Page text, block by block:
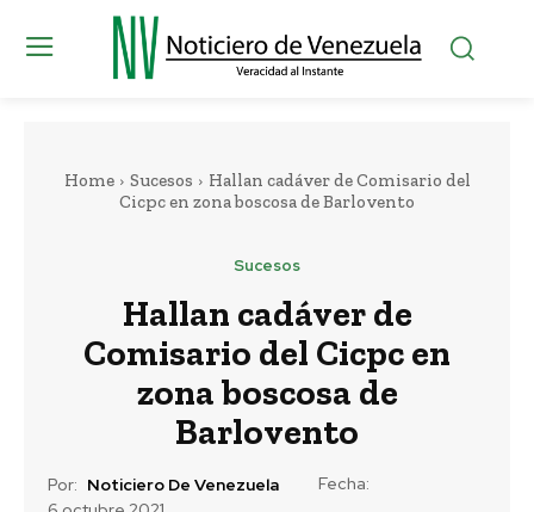
Home Sucesos
Hallan cadáver de Comisario del
Cicpc en zona boscosa de Barlovento
Sucesos
Hallan cadáver de
Comisario del Cicpc en
zona boscosa de
Barlovento
Por: Noticiero De Venezuela
Fecha: